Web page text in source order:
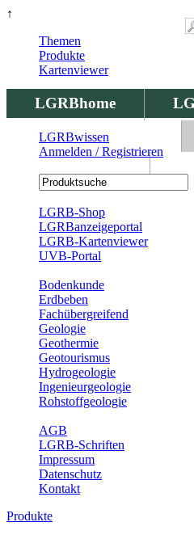
↑
LGRBhome
LGRBbohrungen
Themen
Produkte
Kartenviewer
LGRBwissen
Anmelden / Registrieren
LGRB-Shop
LGRBanzeigeportal
LGRB-Kartenviewer
UVB-Portal
Bodenkunde
Erdbeben
Fachübergreifend
Geologie
Geothermie
Geotourismus
Hydrogeologie
Ingenieurgeologie
Rohstoffgeologie
AGB
LGRB-Schriften
Impressum
Datenschutz
Kontakt
Produkte